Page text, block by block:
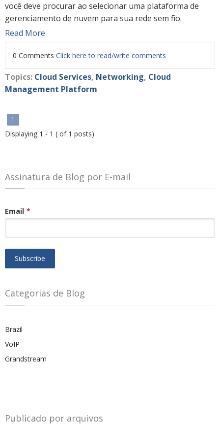
você deve procurar ao selecionar uma plataforma de
gerenciamento de nuvem para sua rede sem fio.
Read More
0 Comments Click here to read/write comments
Topics: Cloud Services, Networking, Cloud
Management Platform
1
Displaying 1 - 1 ( of 1 posts)
Assinatura de Blog por E-mail
Email *
Categorias de Blog
Brazil
VoIP
Grandstream
Publicado por arquivos